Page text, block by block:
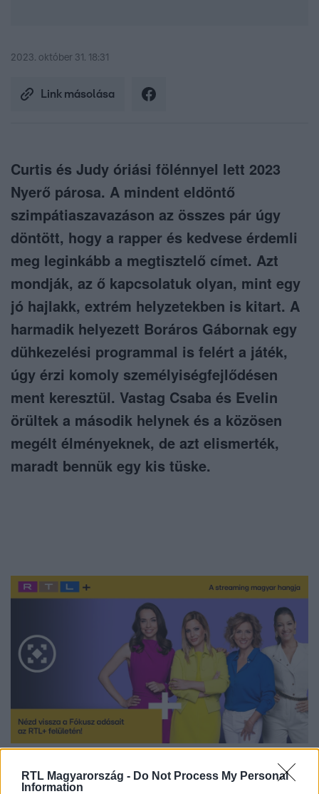
RTL Magyarország - Do Not Process My Personal
Information
2023. október 31. 18:31
Link másolása
Curtis és Judy óriási fölénnyel lett 2023
Nyerő párosa. A mindent eldöntő
szimpátiaszavazáson az összes pár úgy
döntött, hogy a rapper és kedvese érdemli
meg leginkább a megtisztelő címet. Azt
mondják, az ő kapcsolatuk olyan, mint egy
jó hajlakk, extrém helyzetekben is kitart. A
harmadik helyezett Boráros Gábornak egy
dühkezelési programmal is felért a játék,
úgy érzi komoly személyiségfejlődésen
ment keresztül. Vastag Csaba és Evelin
örültek a második helynek és a közösen
megélt élményeknek, de azt elismerték,
maradt bennük egy kis tüske.